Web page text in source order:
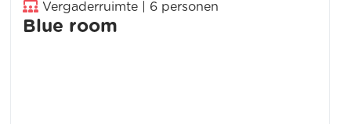
Vergaderruimte | 6 personen
Blue room